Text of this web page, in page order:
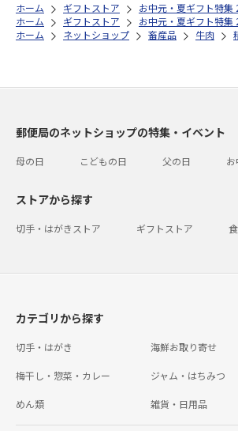
ホーム ギフトストア お中元・夏ギフト特集
ホーム
ギフトストア お中元・夏ギフト特集
ホーム
ネットショップ 畜産品 牛肉
郵便局のネットショップの特集・イベント
母の日 こどもの日 父の日
ストアから探す
切手・はがきストア ギフトストア
カテゴリから探す
切手・はがき 海鮮お取り寄せ
梅干し・惣菜・カレー ジャム・はちみつ
めん類 雑貨・日用品